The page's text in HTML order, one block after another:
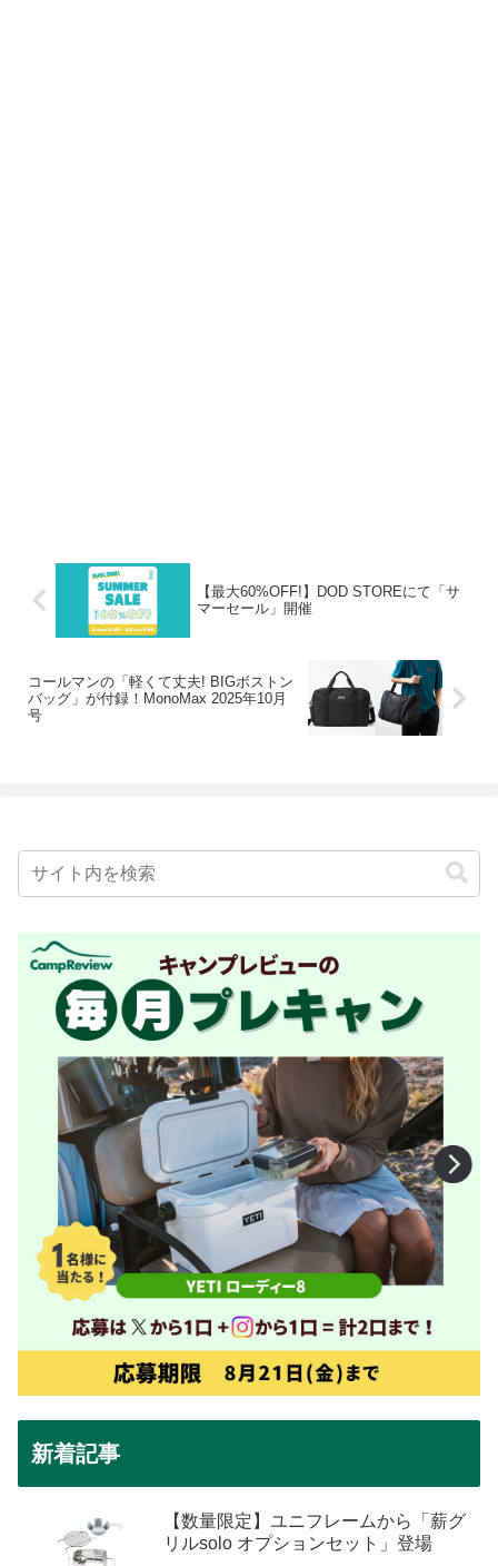
【最大60%OFF!】DOD STOREにて「サ
マーセール」開催
コールマンの「軽くて丈夫! BIGボストン
バッグ」が付録！MonoMax 2025年10月
号
新着記事
【数量限定】ユニフレームから「薪グ
リルsolo オプションセット」登場